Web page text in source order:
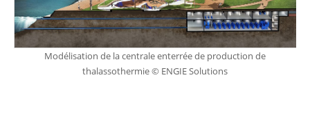
Modélisation de la centrale enterrée de production de
thalassothermie © ENGIE Solutions